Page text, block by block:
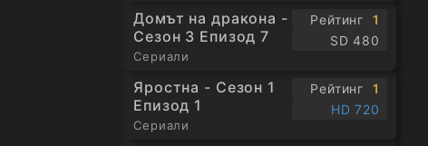
Домът на дракона -
Сезон 3 Епизод 7
Сериали
Рейтинг
1
SD 480
Яростна - Сезон 1
Епизод 1
Сериали
Рейтинг
1
HD 720